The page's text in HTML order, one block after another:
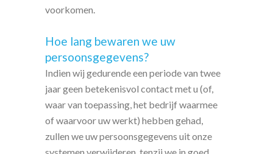
voorkomen.
Hoe lang bewaren we uw
persoonsgegevens?
Indien wij gedurende een periode van twee
jaar geen betekenisvol contact met u (of,
waar van toepassing, het bedrijf waarmee
of waarvoor uw werkt) hebben gehad,
zullen we uw persoonsgegevens uit onze